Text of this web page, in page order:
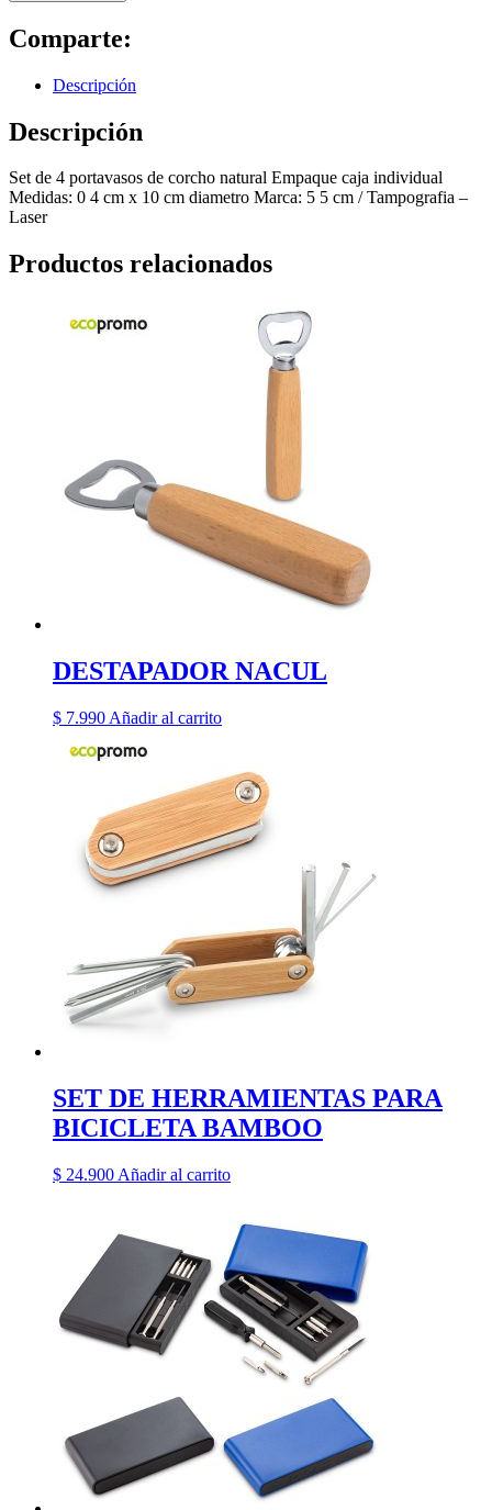
Comparte:
Descripción
Descripción
Set de 4 portavasos de corcho natural Empaque caja individual
Medidas: 0 4 cm x 10 cm diametro Marca: 5 5 cm / Tampografia –
Laser
Productos relacionados
DESTAPADOR NACUL
$ 7.990 Añadir al carrito
SET DE HERRAMIENTAS PARA
BICICLETA BAMBOO
$ 24.900 Añadir al carrito